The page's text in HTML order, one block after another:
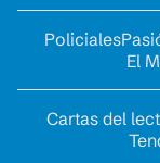
Policiales
El
Cartas del